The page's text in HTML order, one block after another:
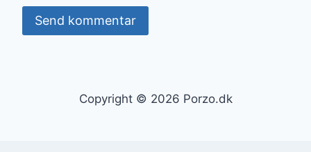
Copyright © 2026 Porzo.dk